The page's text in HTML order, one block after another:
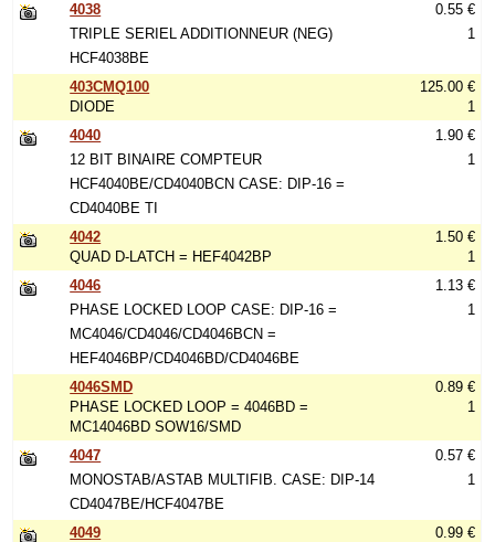
4038
TRIPLE SERIEL ADDITIONNEUR (NEG)
HCF4038BE
0.55 €
1
403CMQ100
DIODE
125.00 €
1
4040
12 BIT BINAIRE COMPTEUR
HCF4040BE/CD4040BCN CASE: DIP-16 =
CD4040BE TI
1.90 €
1
4042
QUAD D-LATCH = HEF4042BP
1.50 €
1
4046
PHASE LOCKED LOOP CASE: DIP-16 =
MC4046/CD4046/CD4046BCN =
HEF4046BP/CD4046BD/CD4046BE
1.13 €
1
4046SMD
PHASE LOCKED LOOP = 4046BD =
MC14046BD SOW16/SMD
0.89 €
1
4047
MONOSTAB/ASTAB MULTIFIB. CASE: DIP-14
CD4047BE/HCF4047BE
0.57 €
1
4049
0.99 €